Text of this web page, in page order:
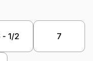
- 1/2 7